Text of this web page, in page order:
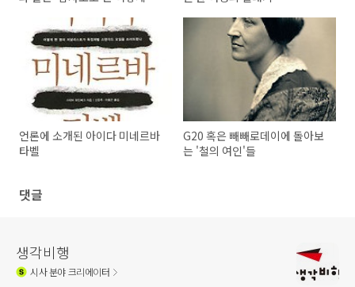
언론에 소개된 아이다 미네르바
타벨
G20 혹은 빼빼로데이에 돌아보
는 '철의 여인'들
댓글
생각비행
시사분야 크리에이터